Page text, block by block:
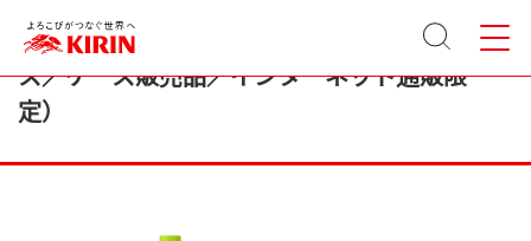
サイト
内検索
メニュ
ー
キリン 生茶 2000ml ペットボトル（ラベルレ
ス／ケース販売品／インターネット通販限
定）